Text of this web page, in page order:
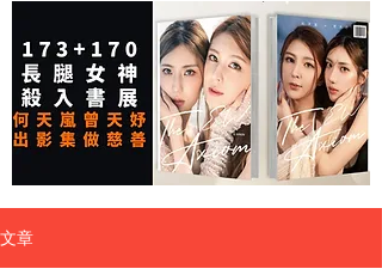
文章